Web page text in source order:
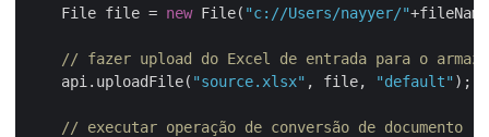
    File file =
new File( "c://Users/nayyer/"
// fazer upload do Excel de entrada para o
    api.uploadFile(
"source.xlsx" , file, "default" );
// executar operação de conversão de documento